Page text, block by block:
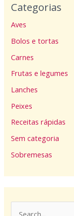
Categorias
Aves
Bolos e tortas
Carnes
Frutas e legumes
Lanches
Peixes
Receitas rápidas
Sem categoria
Sobremesas